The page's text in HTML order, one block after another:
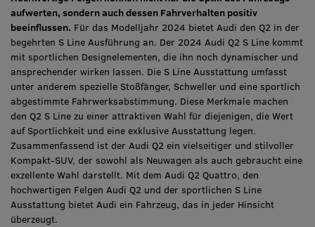
aufwerten, sondern auch dessen Fahrverhalten positiv
beeinflussen. Für das Modelljahr 2024 bietet Audi den Q2 in der
begehrten S Line Ausführung an. Der 2024 Audi Q2 S Line kommt
mit sportlichen Designelementen, die ihn noch dynamischer und
ansprechender wirken lassen. Die S Line Ausstattung umfasst
unter anderem spezielle Stoßfänger, Schweller und eine sportlich
abgestimmte Fahrwerksabstimmung. Diese Merkmale machen
den Q2 S Line zu einer attraktiven Wahl für diejenigen, die Wert
auf Sportlichkeit und eine exklusive Ausstattung legen.
Zusammenfassend ist der Audi Q2 ein vielseitiger und stilvoller
Kompakt-SUV, der sowohl als Neuwagen als auch gebraucht eine
exzellente Wahl darstellt. Mit dem Audi Q2 Quattro, den
hochwertigen Felgen Audi Q2 und der sportlichen S Line
Ausstattung bietet Audi ein Fahrzeug, das in jeder Hinsicht
überzeugt.